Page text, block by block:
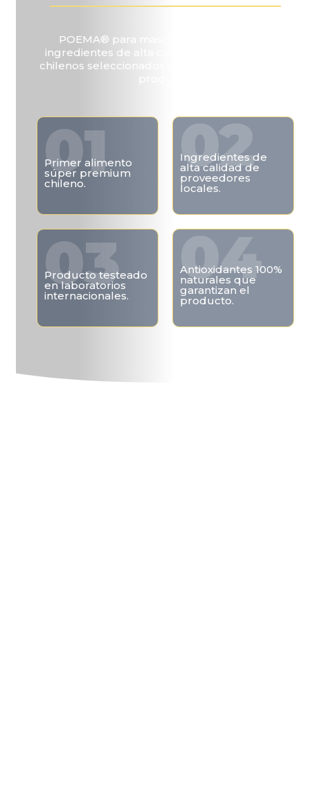
POEMA® para mascotas elaborado con
ingredientes de alta calidad de proveedores
chilenos seleccionados que aseguran el mejor
01
Primer alimento
súper premium
chileno.
02
Ingredientes de
alta calidad de
proveedores
locales.
03
Producto testeado
en laboratorios
internacionales.
04
Antioxidantes 100%
naturales que
garantizan el
producto.